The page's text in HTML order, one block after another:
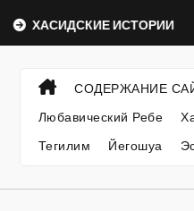
ХАСИДСКИЕ ИСТОРИИ
СОДЕРЖАНИЕ
Любавический Ребе
Тегилим
Йегошуа